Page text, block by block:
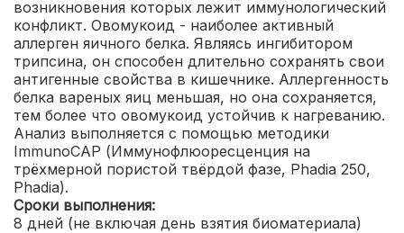
возникновения которых лежит иммунологический
конфликт. Овомукоид - наиболее активный
аллерген яичного белка. Являясь ингибитором
трипсина, он способен длительно сохранять свои
антигенные свойства в кишечнике. Аллергенность
белка вареных яиц меньшая, но она сохраняется,
тем более что овомукоид устойчив к нагреванию.
Анализ выполняется с помощью методики
ImmunoCAP (Иммунофлюоресценция на
трёхмерной пористой твёрдой фазе, Phadia 250,
Phadia).
Сроки выполнения:
8 дней (не включая день взятия биоматериала)